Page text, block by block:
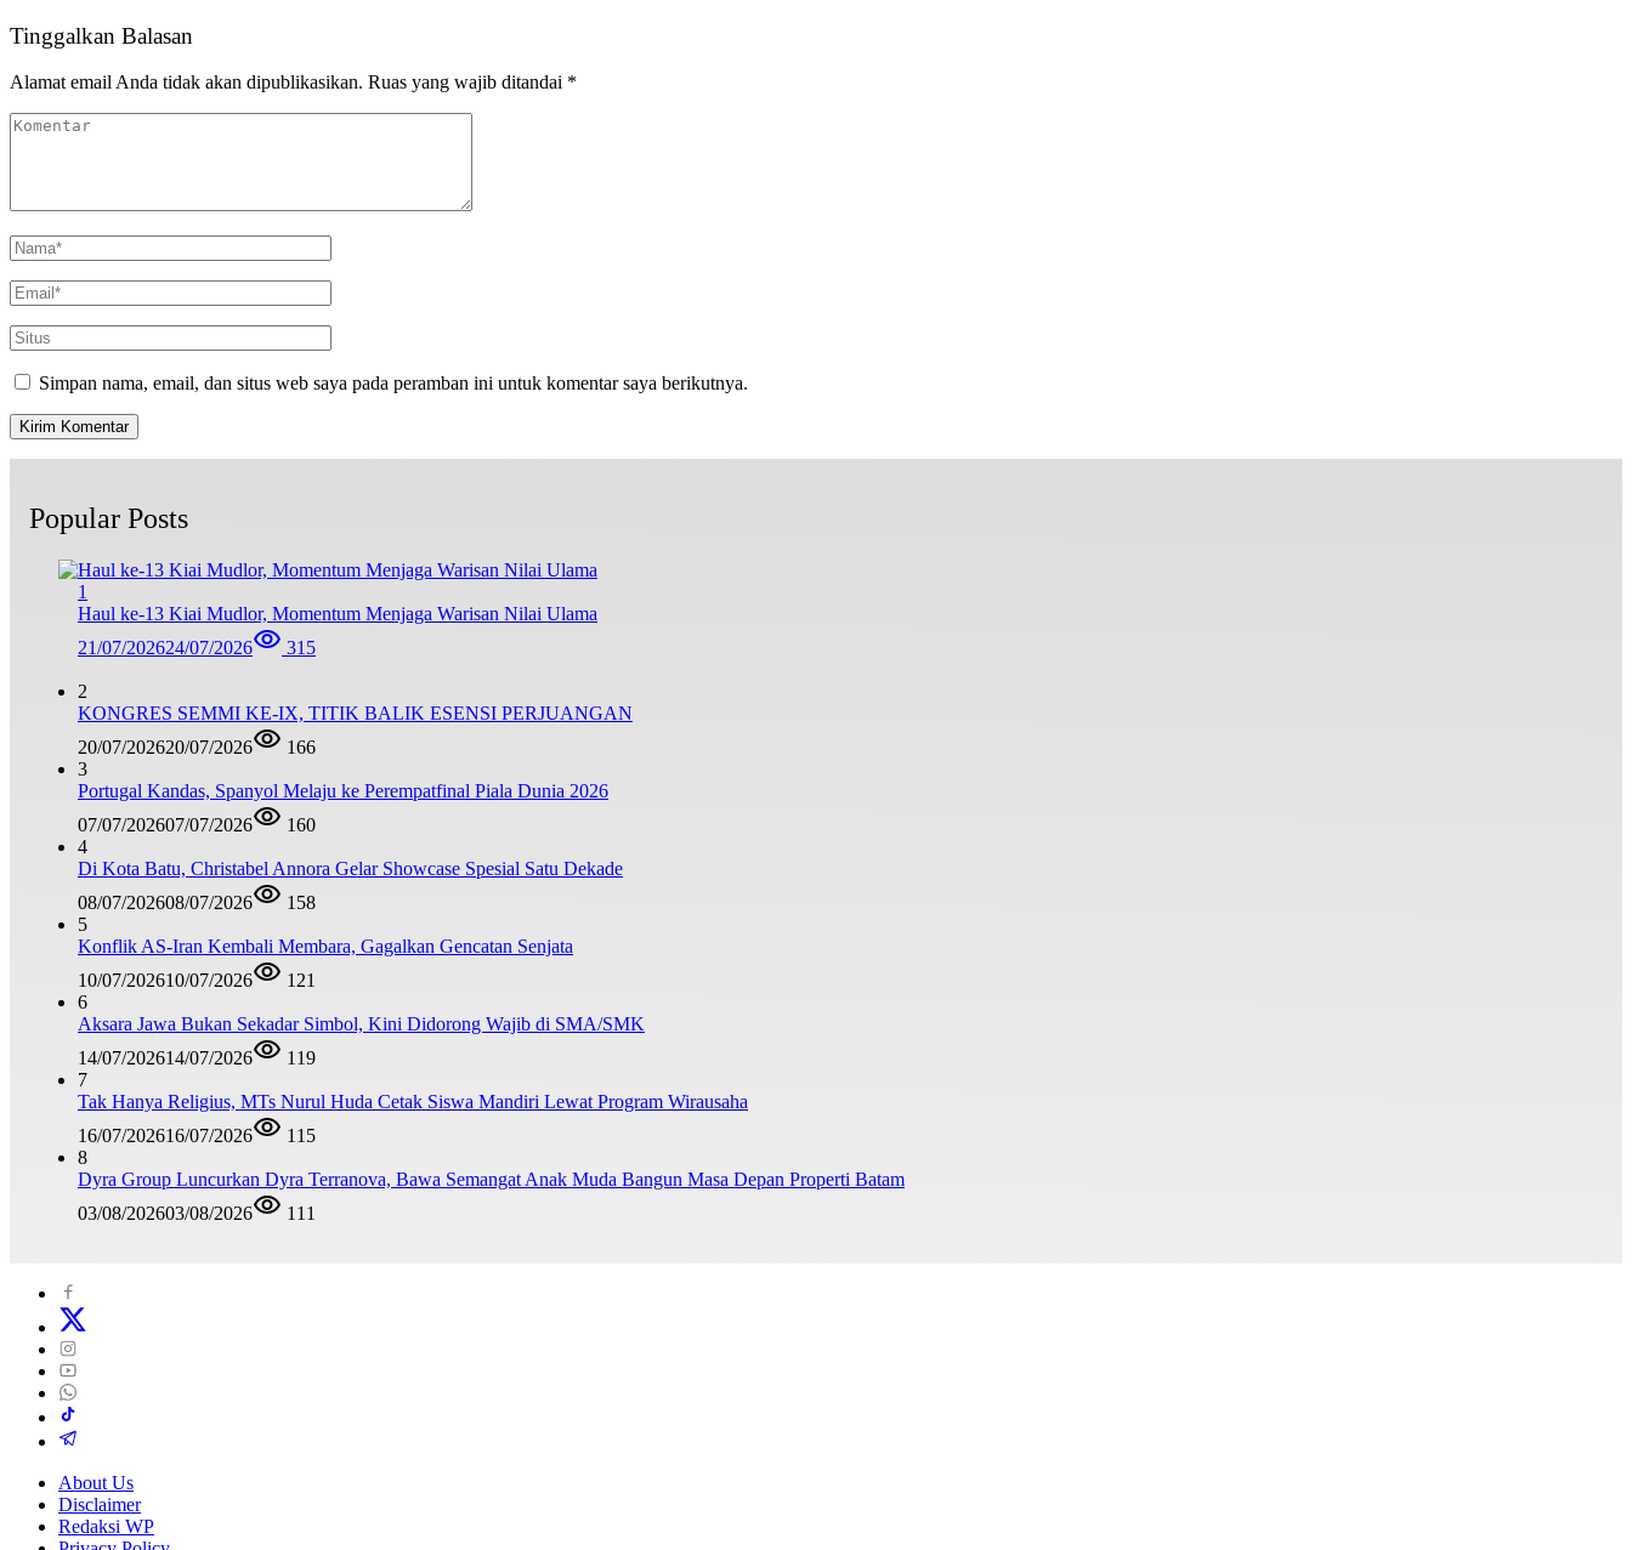
Tinggalkan Balasan
Alamat email Anda tidak akan dipublikasikan. Ruas yang wajib ditandai *
Simpan nama, email, dan situs web saya pada peramban ini untuk komentar saya berikutnya.
Popular Posts
1
Haul ke-13 Kiai Mudlor, Momentum Menjaga Warisan Nilai Ulama
21/07/202624/07/2026 315
2
KONGRES SEMMI KE-IX, TITIK BALIK ESENSI PERJUANGAN
20/07/202620/07/2026
166
3
Portugal Kandas, Spanyol Melaju ke Perempatfinal Piala Dunia 2026
07/07/202607/07/2026
160
4
Di Kota Batu, Christabel Annora Gelar Showcase Spesial Satu Dekade
08/07/202608/07/2026
158
5
Konflik AS-Iran Kembali Membara, Gagalkan Gencatan Senjata
10/07/202610/07/2026
121
6
Aksara Jawa Bukan Sekadar Simbol, Kini Didorong Wajib di SMA/SMK
14/07/202614/07/2026
119
7
Tak Hanya Religius, MTs Nurul Huda Cetak Siswa Mandiri Lewat Program Wirausaha
16/07/202616/07/2026
115
8
Dyra Group Luncurkan Dyra Terranova, Bawa Semangat Anak Muda Bangun Masa Depan Properti Batam
03/08/202603/08/2026 111
About Us
Disclaimer
Redaksi WP